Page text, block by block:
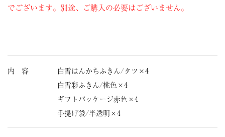
でございます。別途、ご購入の必要はございません。
内 容
白雪はんかちふきん/タツ×4
白雪彩ふきん/桃色×4
ギフトパッケージ赤色×4
手提げ袋/半透明×4